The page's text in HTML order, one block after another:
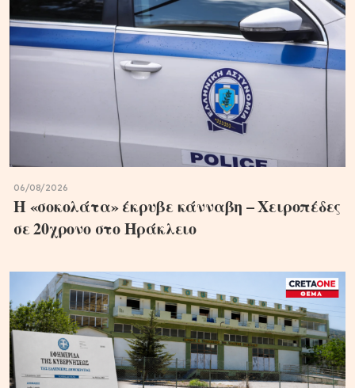
06/08/2026
Η «σοκολάτα» έκρυβε κάνναβη – Χειροπέδες
σε 20χρονο στο Ηράκλειο